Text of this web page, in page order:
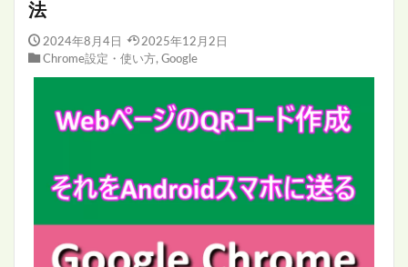
法
2024年8月4日
2025年12月2日
Chrome設定・使い方, Google